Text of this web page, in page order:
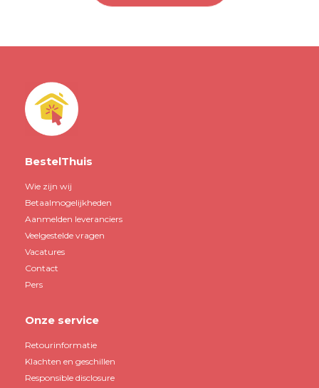
BestelThuis
Wie zijn wij
Betaalmogelijkheden
Aanmelden leveranciers
Veelgestelde vragen
Vacatures
Contact
Pers
Onze service
Retourinformatie
Klachten en geschillen
Responsible disclosure